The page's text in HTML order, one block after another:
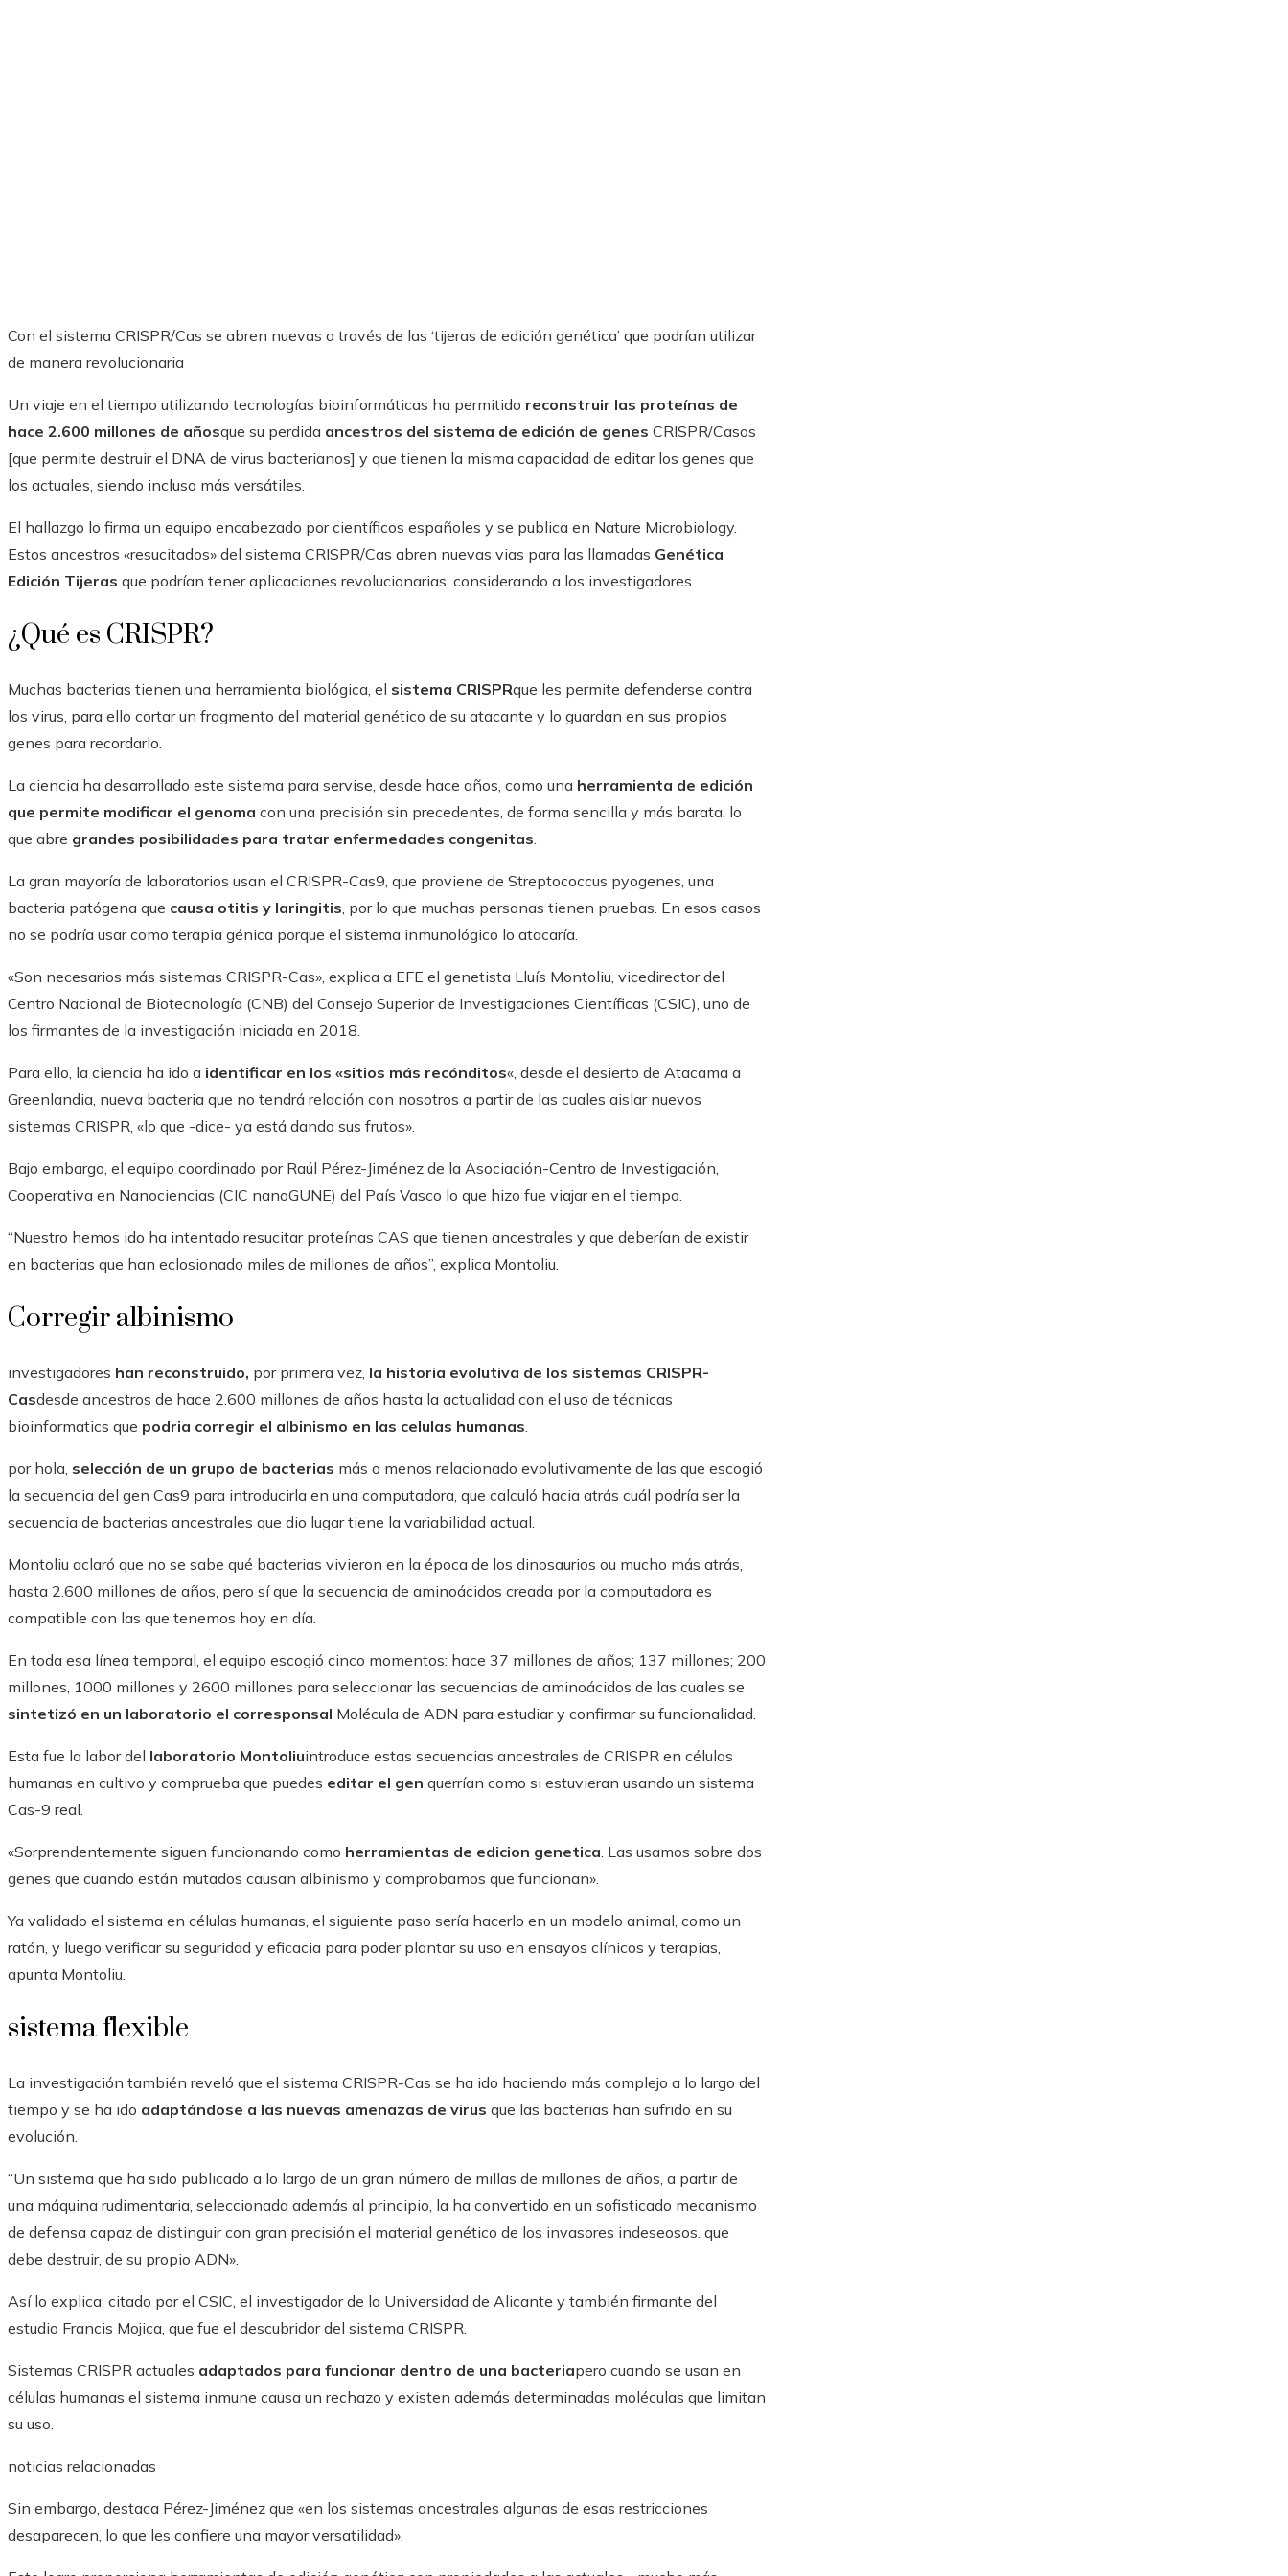
Con el sistema CRISPR/Cas se abren nuevas a través de las ‘tijeras de edición genética’ que podrían utilizar
de manera revolucionaria
Un viaje en el tiempo utilizando tecnologías bioinformáticas ha permitido reconstruir las proteínas de
hace 2.600 millones de añosque su perdida ancestros del sistema de edición de genes CRISPR/Casos
[que permite destruir el DNA de virus bacterianos] y que tienen la misma capacidad de editar los genes que
los actuales, siendo incluso más versátiles.
El hallazgo lo firma un equipo encabezado por científicos españoles y se publica en Nature Microbiology.
Estos ancestros «resucitados» del sistema CRISPR/Cas abren nuevas vias para las llamadas Genética
Edición Tijeras que podrían tener aplicaciones revolucionarias, considerando a los investigadores.
¿Qué es CRISPR?
Muchas bacterias tienen una herramienta biológica, el sistema CRISPRque les permite defenderse contra
los virus, para ello cortar un fragmento del material genético de su atacante y lo guardan en sus propios
genes para recordarlo.
La ciencia ha desarrollado este sistema para servise, desde hace años, como una herramienta de edición
que permite modificar el genoma con una precisión sin precedentes, de forma sencilla y más barata, lo
que abre grandes posibilidades para tratar enfermedades congenitas.
La gran mayoría de laboratorios usan el CRISPR-Cas9, que proviene de Streptococcus pyogenes, una
bacteria patógena que causa otitis y laringitis, por lo que muchas personas tienen pruebas. En esos casos
no se podría usar como terapia génica porque el sistema inmunológico lo atacaría.
«Son necesarios más sistemas CRISPR-Cas», explica a EFE el genetista Lluís Montoliu, vicedirector del
Centro Nacional de Biotecnología (CNB) del Consejo Superior de Investigaciones Científicas (CSIC), uno de
los firmantes de la investigación iniciada en 2018.
Para ello, la ciencia ha ido a identificar en los «sitios más recónditos«, desde el desierto de Atacama a
Greenlandia, nueva bacteria que no tendrá relación con nosotros a partir de las cuales aislar nuevos
sistemas CRISPR, «lo que -dice- ya está dando sus frutos».
Bajo embargo, el equipo coordinado por Raúl Pérez-Jiménez de la Asociación-Centro de Investigación,
Cooperativa en Nanociencias (CIC nanoGUNE) del País Vasco lo que hizo fue viajar en el tiempo.
“Nuestro hemos ido ha intentado resucitar proteínas CAS que tienen ancestrales y que deberían de existir
en bacterias que han eclosionado miles de millones de años”, explica Montoliu.
Corregir albinismo
investigadores han reconstruido, por primera vez, la historia evolutiva de los sistemas CRISPR-
Casdesde ancestros de hace 2.600 millones de años hasta la actualidad con el uso de técnicas
bioinformatics que podria corregir el albinismo en las celulas humanas.
por hola, selección de un grupo de bacterias más o menos relacionado evolutivamente de las que escogió
la secuencia del gen Cas9 para introducirla en una computadora, que calculó hacia atrás cuál podría ser la
secuencia de bacterias ancestrales que dio lugar tiene la variabilidad actual.
Montoliu aclaró que no se sabe qué bacterias vivieron en la época de los dinosaurios ou mucho más atrás,
hasta 2.600 millones de años, pero sí que la secuencia de aminoácidos creada por la computadora es
compatible con las que tenemos hoy en día.
En toda esa línea temporal, el equipo escogió cinco momentos: hace 37 millones de años; 137 millones; 200
millones, 1000 millones y 2600 millones para seleccionar las secuencias de aminoácidos de las cuales se
sintetizó en un laboratorio el corresponsal Molécula de ADN para estudiar y confirmar su funcionalidad.
Esta fue la labor del laboratorio Montoliuintroduce estas secuencias ancestrales de CRISPR en células
humanas en cultivo y comprueba que puedes editar el gen querrían como si estuvieran usando un sistema
Cas-9 real.
«Sorprendentemente siguen funcionando como herramientas de edicion genetica. Las usamos sobre dos
genes que cuando están mutados causan albinismo y comprobamos que funcionan».
Ya validado el sistema en células humanas, el siguiente paso sería hacerlo en un modelo animal, como un
ratón, y luego verificar su seguridad y eficacia para poder plantar su uso en ensayos clínicos y terapias,
apunta Montoliu.
sistema flexible
La investigación también reveló que el sistema CRISPR-Cas se ha ido haciendo más complejo a lo largo del
tiempo y se ha ido adaptándose a las nuevas amenazas de virus que las bacterias han sufrido en su
evolución.
“Un sistema que ha sido publicado a lo largo de un gran número de millas de millones de años, a partir de
una máquina rudimentaria, seleccionada además al principio, la ha convertido en un sofisticado mecanismo
de defensa capaz de distinguir con gran precisión el material genético de los invasores indeseosos. que
debe destruir, de su propio ADN».
Así lo explica, citado por el CSIC, el investigador de la Universidad de Alicante y también firmante del
estudio Francis Mojica, que fue el descubridor del sistema CRISPR.
Sistemas CRISPR actuales adaptados para funcionar dentro de una bacteriapero cuando se usan en
células humanas el sistema inmune causa un rechazo y existen además determinadas moléculas que limitan
su uso.
noticias relacionadas
Sin embargo, destaca Pérez-Jiménez que «en los sistemas ancestrales algunas de esas restricciones
desaparecen, lo que les confiere una mayor versatilidad».